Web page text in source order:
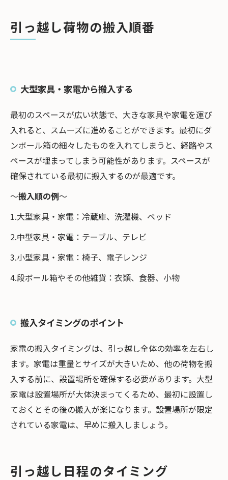
引っ越し荷物の搬入順番
大型家具・家電から搬入する
最初のスペースが広い状態で、大きな家具や家電を運び
入れると、スムーズに進めることができます。最初にダ
ンボール箱の細々したものを入れてしまうと、経路やス
ペースが埋まってしまう可能性があります。スペースが
確保されている最初に搬入するのが最適です。
～搬入順の例～
1.大型家具・家電：冷蔵庫、洗濯機、ベッド
2.中型家具・家電：テーブル、テレビ
3.小型家具・家電：椅子、電子レンジ
4.段ボール箱やその他雑貨：衣類、食器、小物
搬入タイミングのポイント
家電の搬入タイミングは、引っ越し全体の効率を左右し
ます。家電は重量とサイズが大きいため、他の荷物を搬
入する前に、設置場所を確保する必要があります。大型
家電は設置場所が大体決まってくるため、最初に設置し
ておくとその後の搬入が楽になります。設置場所が限定
されている家電は、早めに搬入しましょう。
引っ越し日程のタイミング